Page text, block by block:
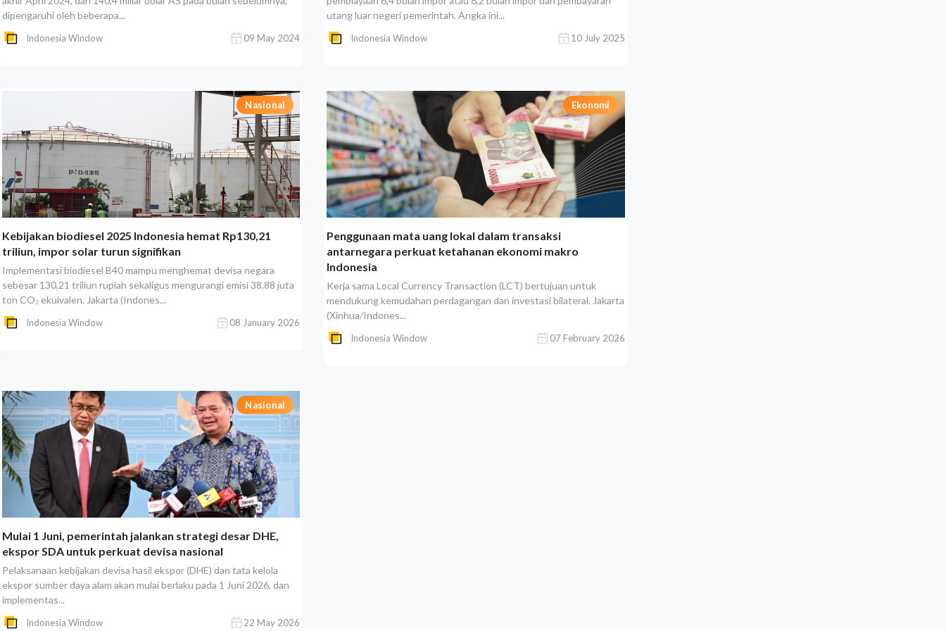
dipengaruhi oleh beberapa...
Indonesia Window 09 May 2024
utang luar negeri pemerintah. Angka ini...
Indonesia Window 10 July 2025
Nasional
Kebijakan biodiesel 2025 Indonesia hemat Rp130,21
triliun, impor solar turun signifikan
Implementasi biodiesel B40 mampu menghemat devisa negara
sebesar 130,21 triliun rupiah sekaligus mengurangi emisi 38,88 juta
ton CO₂ ekuivalen. Jakarta (Indones...
Indonesia Window 08 January 2026
Ekonomi
Penggunaan mata uang lokal dalam transaksi
antarnegara perkuat ketahanan ekonomi makro
Indonesia
Kerja sama Local Currency Transaction (LCT) bertujuan untuk
mendukung kemudahan perdagangan dan investasi bilateral. Jakarta
(Xinhua/Indones...
Indonesia Window 07 February 2026
Nasional
Mulai 1 Juni, pemerintah jalankan strategi desar DHE,
ekspor SDA untuk perkuat devisa nasional
Pelaksanaan kebijakan devisa hasil ekspor (DHE) dan tata kelola
ekspor sumber daya alam akan mulai berlaku pada 1 Juni 2026, dan
implementas...
Indonesia Window 22 May 2026